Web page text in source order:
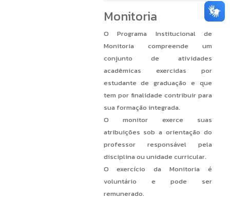
Monitoria
O Programa Institucional de
Monitoria compreende um
conjunto de atividades
acadêmicas exercidas por
estudante de graduação e que
tem por finalidade contribuir para
sua formação integrada.
O monitor exerce suas
atribuições sob a orientação do
professor responsável pela
disciplina ou unidade curricular.
O exercício da Monitoria é
voluntário e pode ser
remunerado.